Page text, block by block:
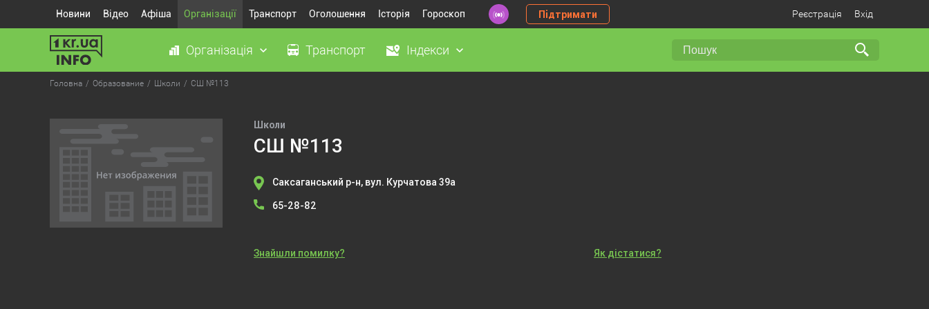
Новини Відео Афіша Організації Транспорт Оголошення Історія Гороскоп Підтримати Реєстрація Вхід
Організація Транспорт Індекси
Головна Образование Школи СШ №113
Школи
СШ №113
Саксаганський р-н, вул. Курчатова 39а
65-28-82
Знайшли помилку? Як дістатися?